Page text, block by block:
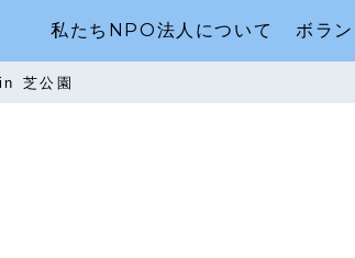
私たちNPO法人について ボラ
芝公園